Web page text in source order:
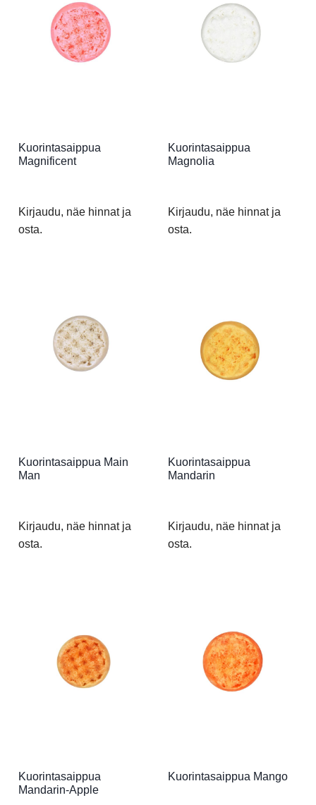
Kuorintasaippua
Magnificent
Kirjaudu, näe hinnat ja
osta.
Kuorintasaippua
Magnolia
Kirjaudu, näe hinnat ja
osta.
Kuorintasaippua Main
Man
Kirjaudu, näe hinnat ja
osta.
Kuorintasaippua
Mandarin
Kirjaudu, näe hinnat ja
osta.
Kuorintasaippua
Mandarin-Apple
Kuorintasaippua Mango